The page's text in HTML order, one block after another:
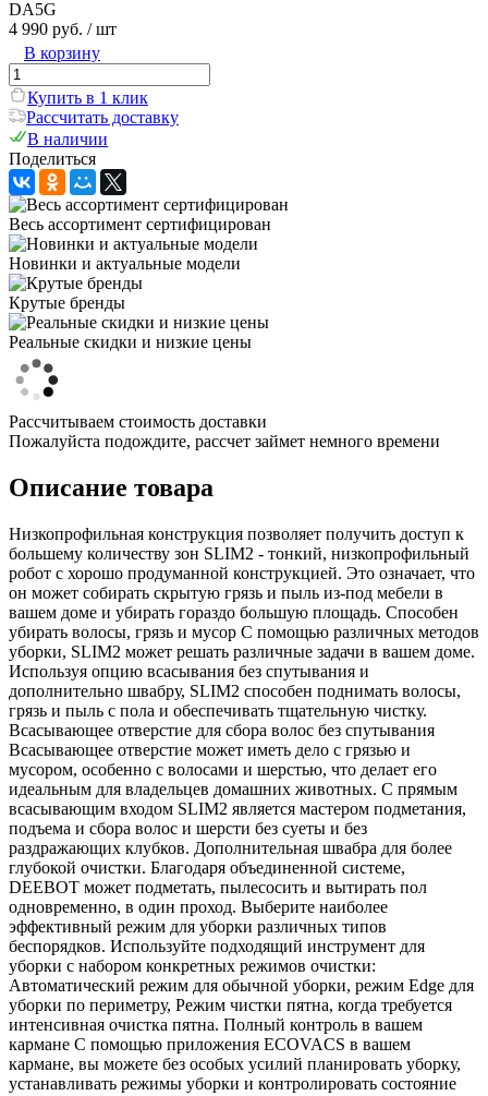
DA5G
4 990 руб. / шт
В корзину
Купить в 1 клик
Рассчитать доставку
В наличии
Поделиться
Весь ассортимент сертифицирован
Новинки и актуальные модели
Крутые бренды
Реальные скидки и низкие цены
Рассчитываем стоимость доставки
Пожалуйста подождите, рассчет займет немного времени
Описание товара
Низкопрофильная конструкция позволяет получить доступ к
большему количеству зон SLIM2 - тонкий, низкопрофильный
робот с хорошо продуманной конструкцией. Это означает, что
он может собирать скрытую грязь и пыль из-под мебели в
вашем доме и убирать гораздо большую площадь. Способен
убирать волосы, грязь и мусор С помощью различных методов
уборки, SLIM2 может решать различные задачи в вашем доме.
Используя опцию всасывания без спутывания и
дополнительно швабру, SLIM2 способен поднимать волосы,
грязь и пыль с пола и обеспечивать тщательную чистку.
Всасывающее отверстие для сбора волос без спутывания
Всасывающее отверстие может иметь дело с грязью и
мусором, особенно с волосами и шерстью, что делает его
идеальным для владельцев домашних животных. С прямым
всасывающим входом SLIM2 является мастером подметания,
подъема и сбора волос и шерсти без суеты и без
раздражающих клубков. Дополнительная швабра для более
глубокой очистки. Благодаря объединенной системе,
DEEBOT может подметать, пылесосить и вытирать пол
одновременно, в один проход. Выберите наиболее
эффективный режим для уборки различных типов
беспорядков. Используйте подходящий инструмент для
уборки с набором конкретных режимов очистки:
Автоматический режим для обычной уборки, режим Edge для
уборки по периметру, Режим чистки пятна, когда требуется
интенсивная очистка пятна. Полный контроль в вашем
кармане С помощью приложения ECOVACS в вашем
кармане, вы можете без особых усилий планировать уборку,
устанавливать режимы уборки и контролировать состояние